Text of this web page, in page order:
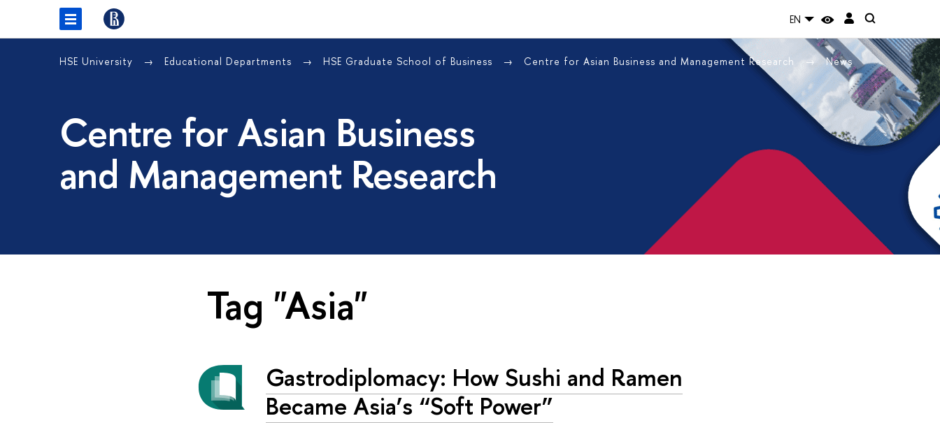
EN
HSE University Educational Departments HSE Graduate School of Business Centre for Asian Business and Management Research News
Centre for Asian Business
and Management Research
Tag "Asia"
Gastrodiplomacy: How Sushi and Ramen
Became Asia’s “Soft Power”